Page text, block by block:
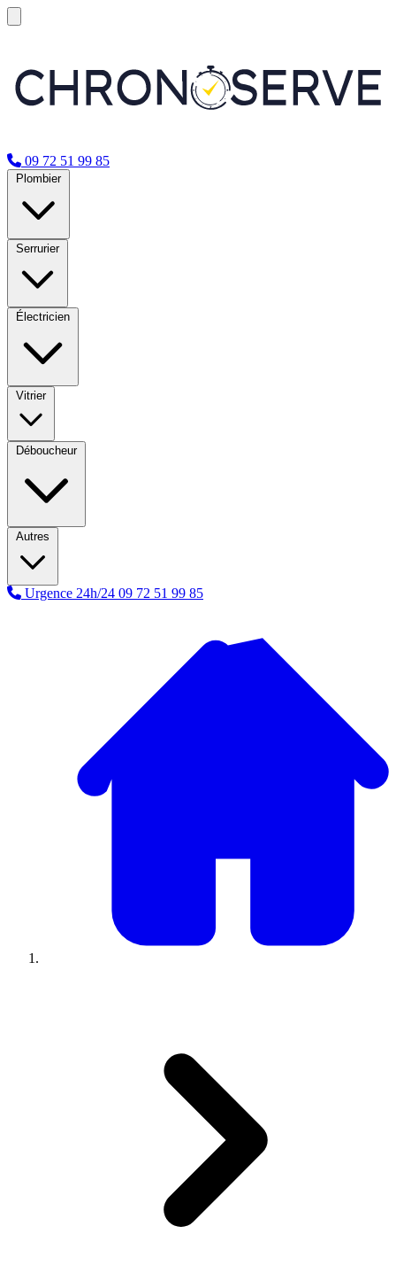
09 72 51 99 85
Plombier
Serrurier
Électricien
Vitrier
Déboucheur
Autres
Urgence 24h/24 09 72 51 99 85